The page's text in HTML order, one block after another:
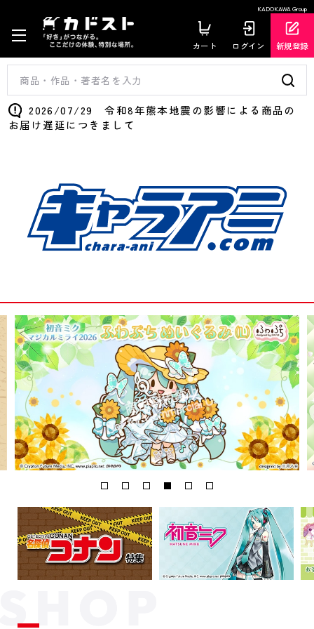
KADOKAWA Group
カート ログイン 新規登録
2026/07/29 令和8年熊本地震の影響による商品の
お届け遅延につきまして